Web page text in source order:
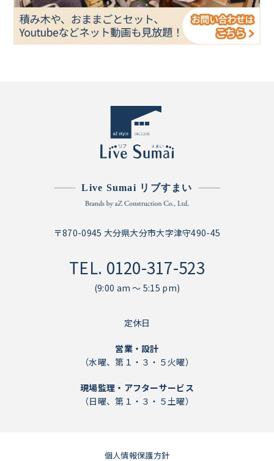
Live Sumai リブすまい
〒870-0945 大分県大分市大字津守490-45
TEL. 0120-317-523
(9:00 am ～ 5:15 pm)
定休日
営業・設計
（水曜、第１・３・５火曜）
現場監理・アフターサービス
（日曜、第１・３・５土曜）
個人情報保護方針